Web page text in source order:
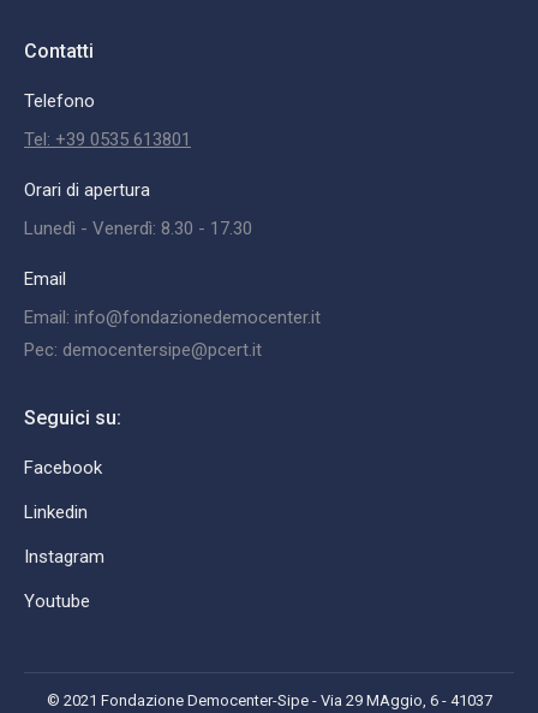
Contatti
Telefono
Tel: +39 0535 613801
Orari di apertura
Lunedì - Venerdì: 8.30 - 17.30
Email
Email: info@fondazionedemocenter.it
Pec: democentersipe@pcert.it
Seguici su:
Facebook
Linkedin
Instagram
Youtube
© 2021 Fondazione Democenter-Sipe - Via 29 MAggio, 6 - 41037